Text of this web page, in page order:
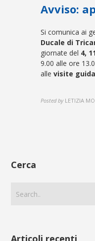
Avviso:
Si comunica ai
Ducale di
giornate del 4,
9.00 alle ore
allevisite
Posted by LETIZIA
Cerca
Articoli recenti